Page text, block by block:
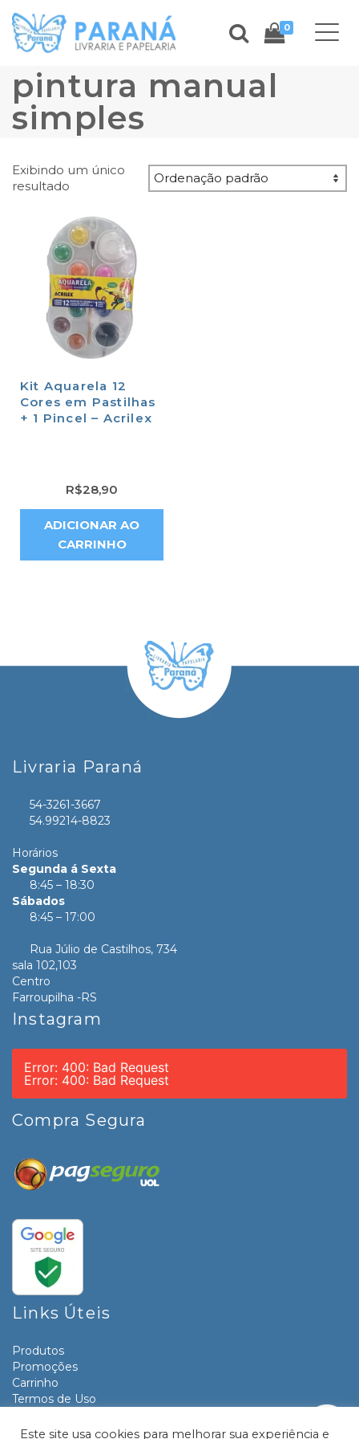
0
pintura manual
simples
Exibindo um único
resultado
Kit Aquarela 12
Cores em Pastilhas
+ 1 Pincel – Acrilex
R$28,90
ADICIONAR AO
CARRINHO
Livraria Paraná
54-3261-3667
54.99214-8823
Horários
Segunda á Sexta
8:45 – 18:30
Sábados
8:45 – 17:00
Rua Júlio de Castilhos, 734
sala 102,103
Centro
Farroupilha -RS
Instagram
Error: 400: Bad Request
Error: 400: Bad Request
Compra Segura
Links Úteis
Produtos
Promoções
Carrinho
Termos de Uso
Contato
Este site usa cookies para melhorar sua experiência e